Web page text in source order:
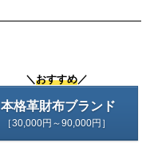
＼おすすめ／
本格革財布ブランド
［30,000円～90,000円］